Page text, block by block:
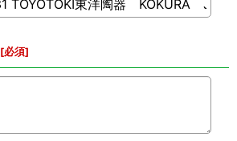
[必須]